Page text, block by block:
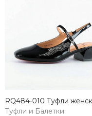
Туфли и Балетки